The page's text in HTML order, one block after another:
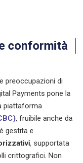
conformità
preoccupazioni di
Payments pone la
piattaforma
, fruibile anche da
gestita e
, supportata
crittografici. Non